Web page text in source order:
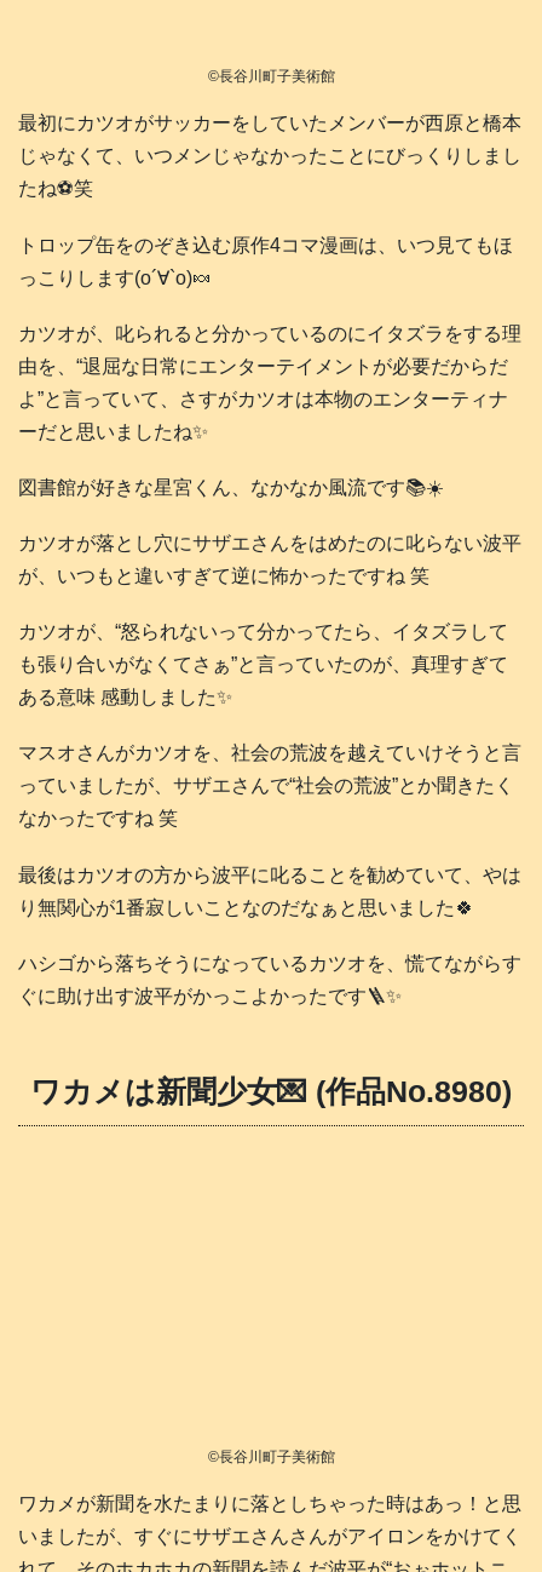
©長谷川町子美術館
最初にカツオがサッカーをしていたメンバーが西原と橋本
じゃなくて、いつメンじゃなかったことにびっくりしまし
たね⚽️笑
トロップ缶をのぞき込む原作4コマ漫画は、いつ見てもほ
っこりします(о´∀`о)🍬
カツオが、叱られると分かっているのにイタズラをする理
由を、“退屈な日常にエンターテイメントが必要だからだ
よ”と言っていて、さすがカツオは本物のエンターティナ
ーだと思いましたね✨️
図書館が好きな星宮くん、なかなか風流です📚️☀️
カツオが落とし穴にサザエさんをはめたのに叱らない波平
が、いつもと違いすぎて逆に怖かったですね 笑
カツオが、“怒られないって分かってたら、イタズラして
も張り合いがなくてさぁ”と言っていたのが、真理すぎて
ある意味 感動しました✨️
マスオさんがカツオを、社会の荒波を越えていけそうと言
っていましたが、サザエさんで“社会の荒波”とか聞きたく
なかったですね 笑
最後はカツオの方から波平に叱ることを勧めていて、やは
り無関心が1番寂しいことなのだなぁと思いました🍀
ハシゴから落ちそうになっているカツオを、慌てながらす
ぐに助け出す波平がかっこよかったです🪜✨️
ワカメは新聞少女💌 (作品No.8980)
©長谷川町子美術館
ワカメが新聞を水たまりに落としちゃった時はあっ！と思
いましたが、すぐにサザエさんさんがアイロンをかけてく